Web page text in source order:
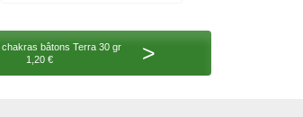
chakras bâtons Terra 30 gr
1,20 €
>